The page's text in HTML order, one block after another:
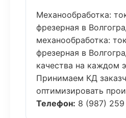
Механообработка:
фрезерная в
механообработка:
фрезерная в
качества на каждом
Принимаем КД
оптимизировать
Телефон: 8 (987)